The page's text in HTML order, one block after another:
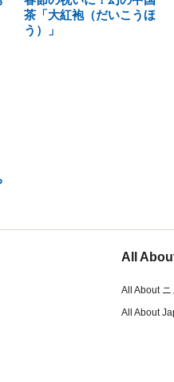
茶「大紅袍（だいこうほ
う）」
All
All About ニ
All About